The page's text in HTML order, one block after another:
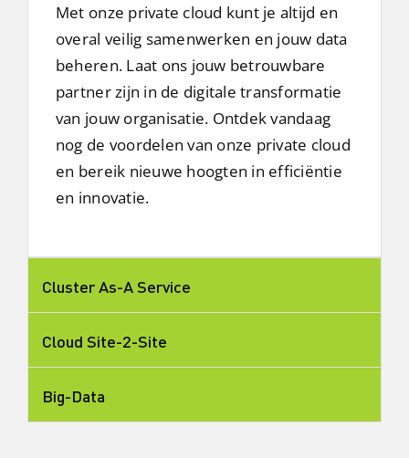
Met onze private cloud kunt je altijd en
overal veilig samenwerken en jouw data
beheren. Laat ons jouw betrouwbare
partner zijn in de digitale transformatie
van jouw organisatie. Ontdek vandaag
nog de voordelen van onze private cloud
en bereik nieuwe hoogten in efficiëntie
en innovatie.
Cluster As-A Service
Cloud Site-2-Site
Big-Data